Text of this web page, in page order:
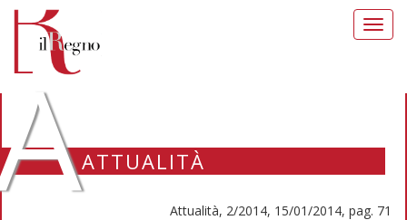
ATTUALITÀ
Attualità, 2/2014, 15/01/2014, pag. 71